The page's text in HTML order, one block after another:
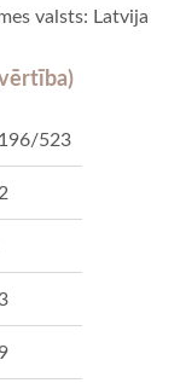
valsts: Latvija
523